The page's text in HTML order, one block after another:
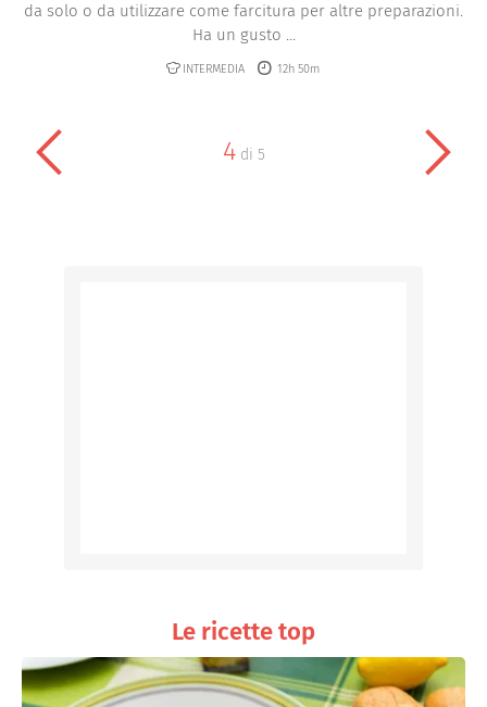
da solo o da utilizzare come farcitura per altre preparazioni.
Ha un gusto ...
INTERMEDIA 12h 50m
4di 5
Le ricette top